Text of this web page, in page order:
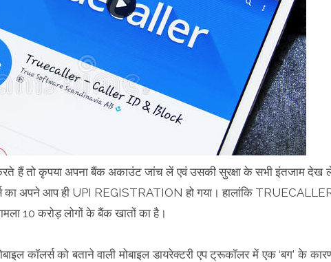
हैं तो कृपया अपना बैंक अकाउंट जांच लें एवं उसकी सुरक्षा के सभी इंतजाम देख
का अपने आप ही UPI REGISTRATION हो गया। हालांकि
10 करोड़ लोगों के बैंक खातों का है।
कॉलर्स को बताने वाली मोबाइल डायरेक्टरी एप ट्रूकॉलर में एक ‘बग’ के